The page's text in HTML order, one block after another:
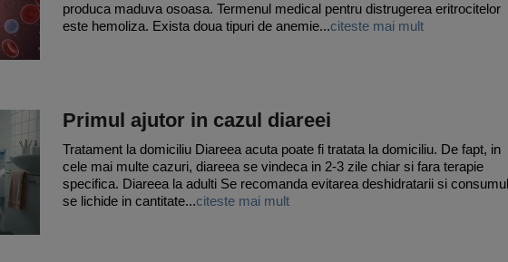
produca maduva osoasa. Termenul medical pentru distrugerea eritrocitelor
este hemoliza. Exista doua tipuri de anemie...citeste mai mult
Primul ajutor in cazul diareei
Tratament la domiciliu Diareea acuta poate fi tratata la domiciliu. De fapt, in
cele mai multe cazuri, diareea se vindeca in 2-3 zile chiar si fara terapie
specifica. Diareea la adulti Se recomanda evitarea deshidratarii si consumul
se lichide in cantitate...citeste mai mult